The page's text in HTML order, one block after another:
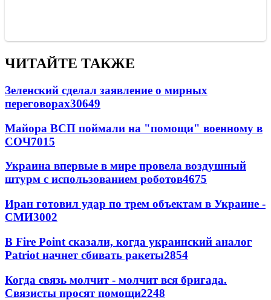
ЧИТАЙТЕ ТАКЖЕ
Зеленский сделал заявление о мирных
переговорах30649
Майора ВСП поймали на "помощи" военному в
СОЧ7015
Украина впервые в мире провела воздушный
штурм с использованием роботов4675
Иран готовил удар по трем объектам в Украине -
СМИ3002
В Fire Point сказали, когда украинский аналог
Patriot начнет сбивать ракеты2854
Когда связь молчит - молчит вся бригада.
Связисты просят помощи2248